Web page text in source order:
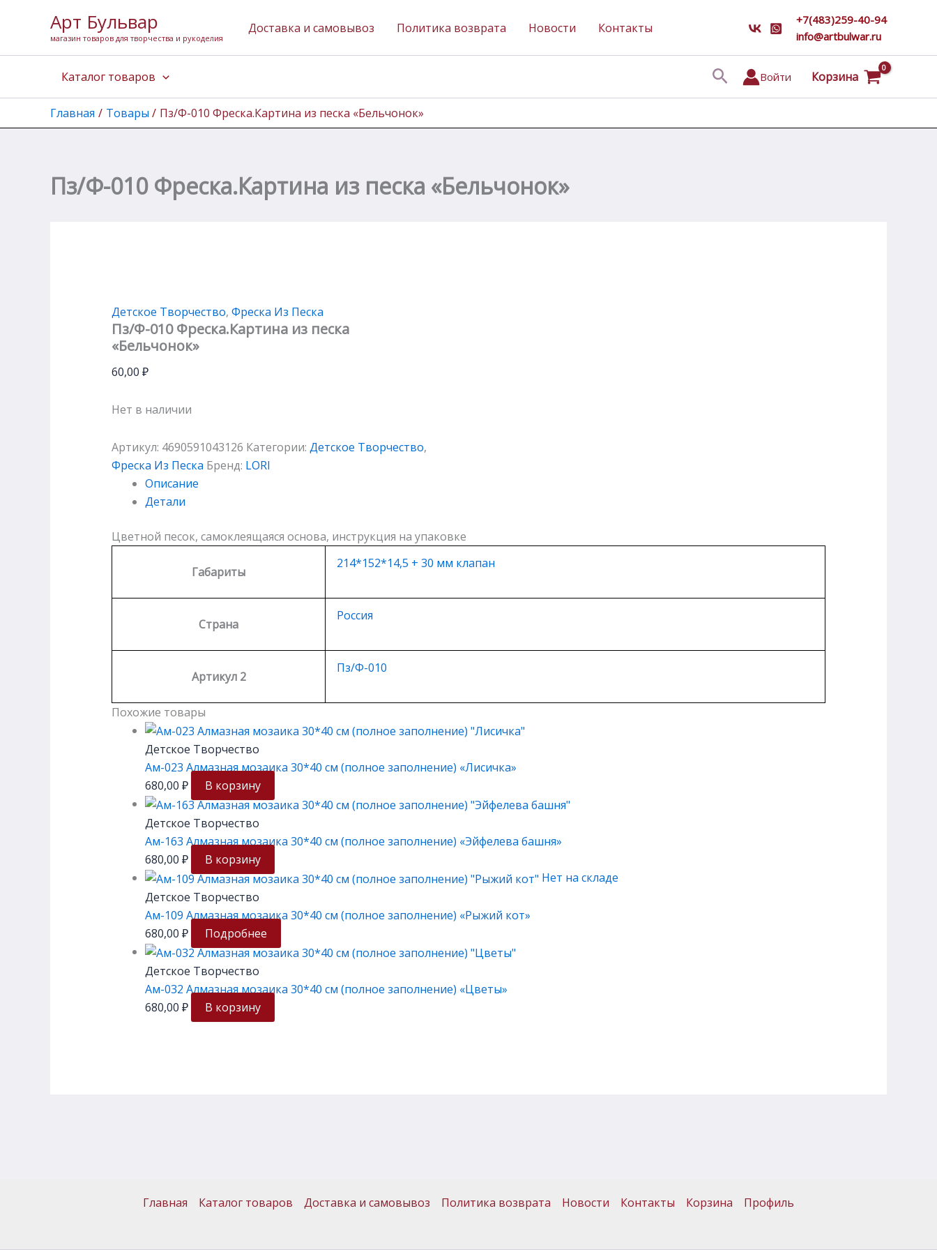
содержимому
Арт Бульвар
магазин товаров для творчества и рукоделия
Доставка и самовывоз Политика возврата Новости Контакты
+7(483)259-40-94
info@artbulwar.ru
Каталог товаров ПоискВойти Корзина
Главная Товары Пз/Ф-010 Фреска.Картина из песка «Бельчонок»
Пз/Ф-010 Фреска.Картина из песка «Бельчонок»
Детское Творчество, Фреска Из Песка
Пз/Ф-010 Фреска.Картина из песка
«Бельчонок»
60,00 ₽
Нет в наличии
Артикул: 4690591043126 Категории: Детское Творчество,
Фреска Из Песка Бренд: LORI
Описание
Детали
Цветной песок, самоклеящаяся основа, инструкция на упаковке
Габариты
214*152*14,5 + 30 мм клапан
Страна
Россия
Артикул 2
Пз/Ф-010
Похожие товары
Детское Творчество
Ам-023 Алмазная мозаика 30*40 см (полное заполнение) «Лисичка»
680,00 ₽ В корзину
Детское Творчество
Ам-163 Алмазная мозаика 30*40 см (полное заполнение) «Эйфелева башня»
680,00 ₽
В корзину
Нет на складе
Детское Творчество
Ам-109 Алмазная мозаика 30*40 см (полное заполнение) «Рыжий кот»
680,00 ₽ Подробнее
Детское Творчество
Ам-032 Алмазная мозаика 30*40 см (полное заполнение) «Цветы»
680,00 ₽ В корзину
Главная Каталог товаров Доставка и самовывоз Политика возврата Новости Контакты Корзина Профиль